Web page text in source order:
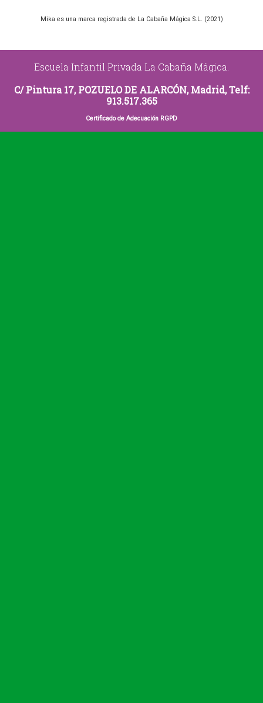
Mika es una marca registrada de La Cabaña Mágica S.L. (2021)
Escuela Infantil Privada La Cabaña Mágica.
C/ Pintura 17, POZUELO DE ALARCÓN, Madrid, Telf:
913.517.365
Certificado de Adecuación RGPD